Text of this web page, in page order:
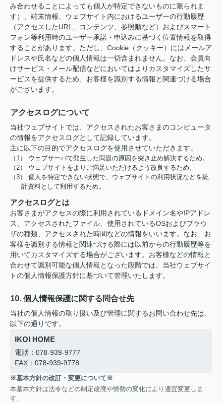
み合わせることによっても個人が特定できないものに限られま
す）、端末情報、ウェブサイト内におけるユーザーの行動履歴
（アクセスしたURL、コンテンツ、参照順など）およびスマート
フォン等利用時のユーザー承諾・申込みに基づく位置情報を取得
することがあります。ただし、Cookie（クッキー）にはメールア
ドレスや氏名などの個人情報は一切含まれません。なお、会員向
けサービス・メール配信などにおいてはよりカスタマイズしたサ
ービスを提供するため、お客様を識別する情報と関連づける場合
がございます。
アクセスログについて
当社ウェブサイトでは、アクセスされたお客さまのコンピュータ
の情報をアクセスログとして記録しています。
主に以下の目的でアクセスログを使用させていただきます。
（1） ウェブサーバで発生した問題の原因を突き止め解決するため。
（2） ウェブサイトをよりご満足いただけるよう改良するため。
（3） 個人を特定できない状態で、ウェブサイトの利用状況などを統
計資料として利用するため。
アクセスログとは
お客さまがアクセスの際に利用されているドメイン名やIPアドレ
ス、アクセスされたファイル、使用されているOSおよびブラウ
ザの種類、アクセスされた時間などの情報をいいます。なお、お
客様を識別する情報と関連づける際には以前からの行動履歴等を
用いてカスタマイズする場合がございます。お客様などの情報と
合わせて識別可能な個人情報となった段階では、当社ウェブサイ
トの個人情報保護方針に基づいて管理いたします。
10. 個人情報保護に関する問合せ先
当社の個人情報の取り扱い及び管理に関するお問い合わせ先は、
以下の通りです。
IKOI HOME
電話：078-939-9777
FAX：078-939-9778
※基本方針の改訂・変更について※
本基本方針は法令などの制定改廃や情勢の変化により適宜変更しま
す。